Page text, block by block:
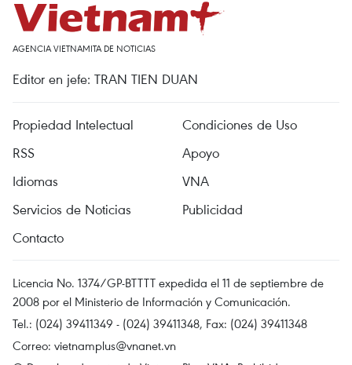
AGENCIA VIETNAMITA DE NOTICIAS
Editor en jefe: TRAN TIEN DUAN
Propiedad Intelectual
Condiciones de Uso
RSS
Apoyo
Idiomas
VNA
Servicios de Noticias
Publicidad
Contacto
Licencia No. 1374/GP-BTTTT expedida el 11 de septiembre de
2008 por el Ministerio de Información y Comunicación.
Tel.: (024) 39411349 - (024) 39411348, Fax: (024) 39411348
Correo: vietnamplus@vnanet.vn